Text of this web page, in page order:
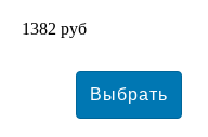
1382 руб